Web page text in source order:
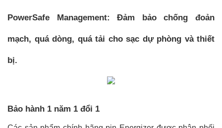
PowerSafe Management: Đảm bảo chống đoản
mạch, quá dòng, quá tải cho sạc dự phòng và thiết
bị.
Bảo hành 1 năm 1 đổi 1